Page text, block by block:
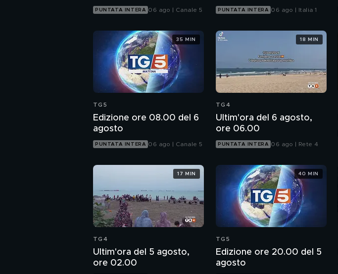
PUNTATA INTERA 06 ago | Canale 5 PUNTATA INTERA 06 ago | Italia 1
TG5
Edizione ore 08.00 del 6
agosto
PUNTATA INTERA 06 ago | Canale 5
35 MIN
TG4
Ultim'ora del 6 agosto,
ore 06.00
PUNTATA INTERA 06 ago | Rete 4
18 MIN
TG4
Ultim'ora del 5 agosto,
ore 02.00
17 MIN
TG5
Edizione ore 20.00 del 5
agosto
40 MIN